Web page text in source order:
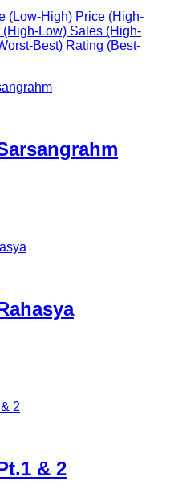
(Low-High) Price (High-
(High-Low) Sales (High-
Best) Rating (Best-
& 2